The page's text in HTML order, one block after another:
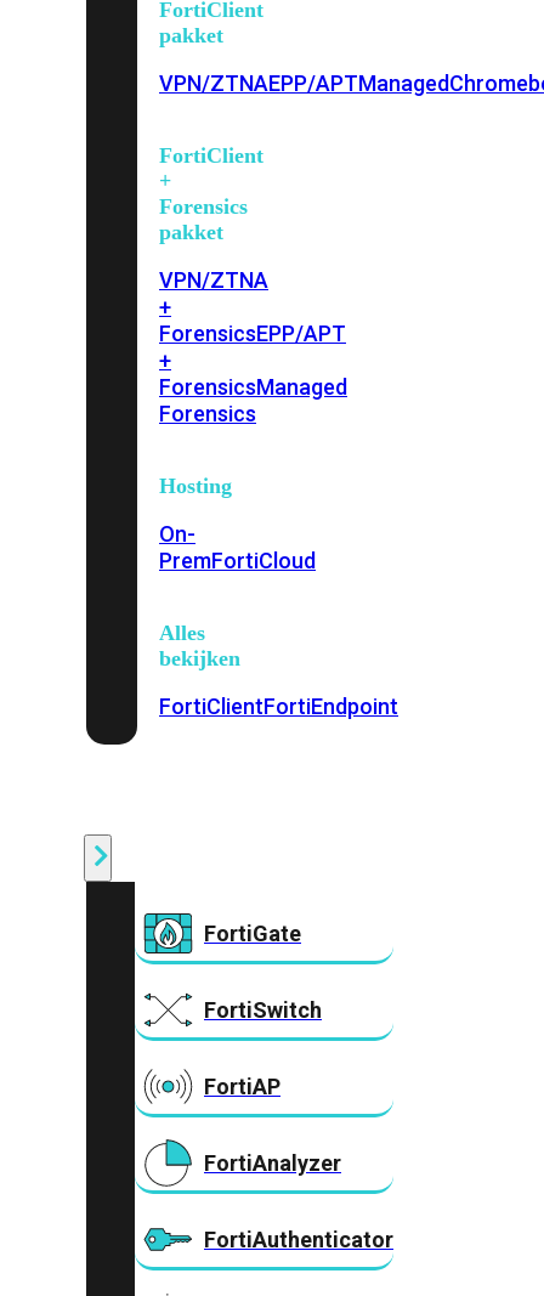
FortiClient
pakket
VPN/ZTNAEPP/APTManaged
FortiClient
+
Forensics
pakket
VPN/ZTNA
+
ForensicsEPP/APT
+
ForensicsManaged
Forensics
Hosting
On-
PremFortiCloud
Alles
bekijken
FortiClientFortiEndpoint
FortiGate
FortiSwitch
FortiAP
FortiAnalyzer
FortiAuthenticator